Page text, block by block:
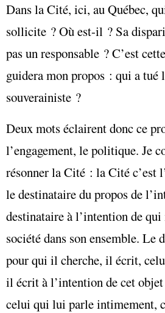
Dans la Cité, ici, au Québec,
sollicite ? Où est-il ? Sa
pas un responsable ? C’est
guidera mon propos : qui a tué
souverainiste ?
Deux mots éclairent donc ce
l’engagement, le politique. Je
résonner la Cité : la Cité c’est
le destinataire du propos de
destinataire à l’intention de
société dans son ensemble. Le
pour qui il cherche, il écrit,
il écrit à l’intention de cet
celui qui lui parle intimement,